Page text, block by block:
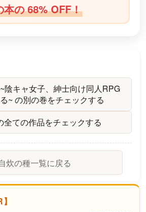
本の 68% OFF！
陰キャ女子、紳士向け同人RPG
~ の別の巻をチェックする
全ての作品をチェックする
炊の種一覧に戻る